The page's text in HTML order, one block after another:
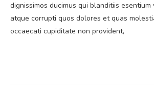
dignissimos ducimus qui blanditiis
atque corrupti quos dolores et quas
occaecati cupiditate non provident,